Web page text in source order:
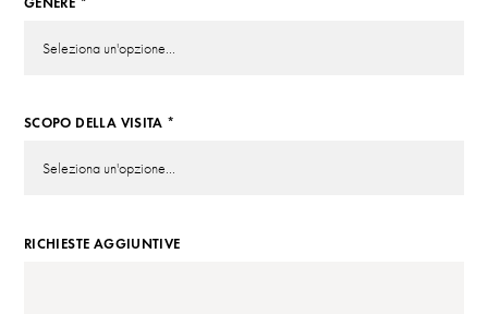
SCOPO DELLA VISITA *
RICHIESTE AGGIUNTIVE